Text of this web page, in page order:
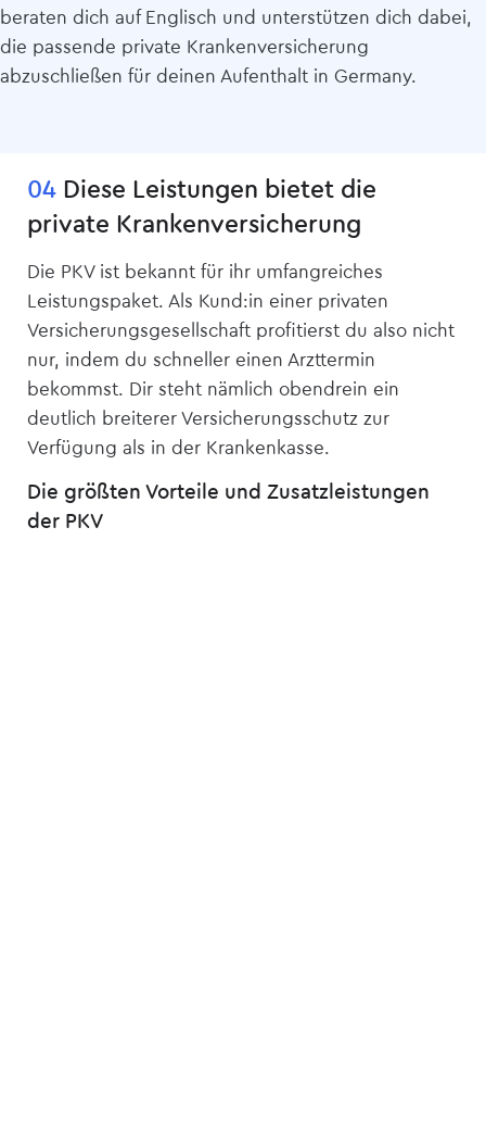
beraten dich auf Englisch und unterstützen dich dabei,
die passende private Kranken­versicherung
abzuschließen für deinen Aufenthalt in Germany.
04 Diese Leistungen bietet die
private Kranken­versicherung
Die PKV ist bekannt für ihr umfangreiches
Leistungspaket. Als Kund:in einer privaten
Versicherungsgesellschaft profitierst du also nicht
nur, indem du schneller einen Arzttermin
bekommst. Dir steht nämlich obendrein ein
deutlich breiterer Versicherungsschutz zur
Verfügung als in der Krankenkasse.
Die größten Vorteile und Zusatzleistungen
der PKV